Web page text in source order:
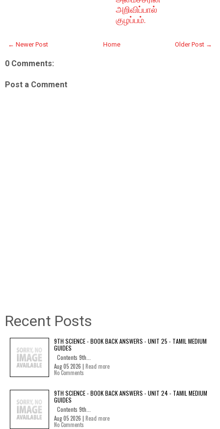
அறிவிப்பால்
குழப்பம்.
← Newer Post Older Post →
Home
0 Comments:
Post a Comment
Recent Posts
9TH SCIENCE - BOOK BACK ANSWERS - UNIT 25 - TAMIL MEDIUM
GUIDES
Contents 9th...
Aug 05 2026 | Read more
No Comments
9TH SCIENCE - BOOK BACK ANSWERS - UNIT 24 - TAMIL MEDIUM
GUIDES
Contents 9th...
Aug 05 2026 | Read more
No Comments